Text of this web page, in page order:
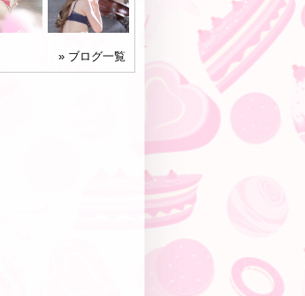
» ブログ一覧